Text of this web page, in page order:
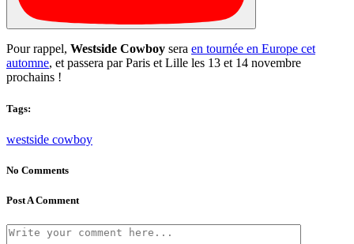
Pour rappel, Westside Cowboy sera en tournée en Europe cet
automne, et passera par Paris et Lille les 13 et 14 novembre
prochains !
Tags:
westside cowboy
No Comments
Post A Comment